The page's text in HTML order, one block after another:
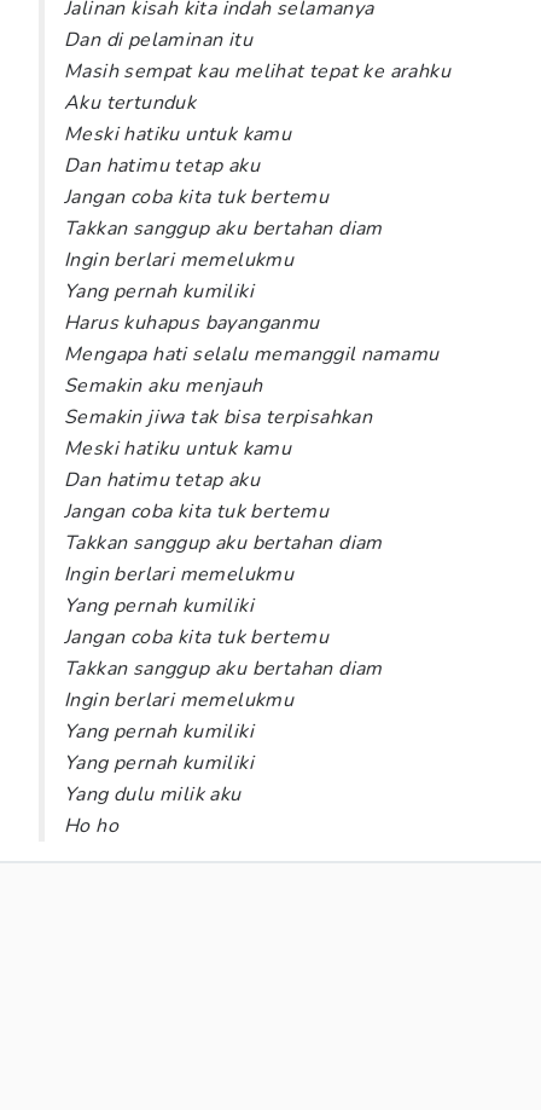
Jalinan kisah kita indah selamanya
Dan di pelaminan itu
Masih sempat kau melihat tepat ke arahku
Aku tertunduk
Meski hatiku untuk kamu
Dan hatimu tetap aku
Jangan coba kita tuk bertemu
Takkan sanggup aku bertahan diam
Ingin berlari memelukmu
Yang pernah kumiliki
Harus kuhapus bayanganmu
Mengapa hati selalu memanggil namamu
Semakin aku menjauh
Semakin jiwa tak bisa terpisahkan
Meski hatiku untuk kamu
Dan hatimu tetap aku
Jangan coba kita tuk bertemu
Takkan sanggup aku bertahan diam
Ingin berlari memelukmu
Yang pernah kumiliki
Jangan coba kita tuk bertemu
Takkan sanggup aku bertahan diam
Ingin berlari memelukmu
Yang pernah kumiliki
Yang pernah kumiliki
Yang dulu milik aku
Ho ho